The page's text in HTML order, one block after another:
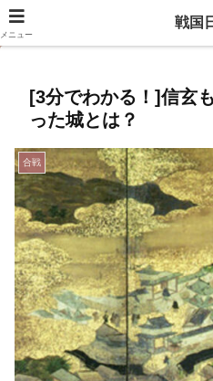
豊臣兄弟のキャス
[3分でわかる！]信玄
った城とは？
合戦
メニュー
戦国